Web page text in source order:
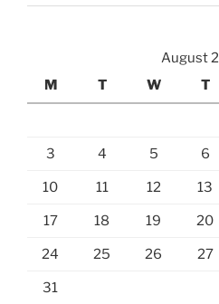
August
M
T W T
3 4 5 6
10 11 12 13
17 18 19 20
24 25 26 27
31